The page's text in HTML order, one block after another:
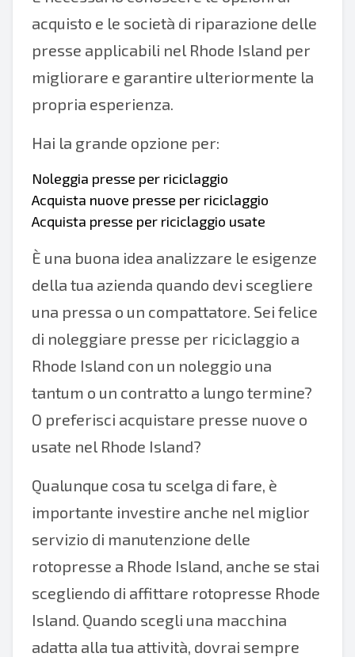
acquisto e le società di riparazione delle
presse applicabili nel Rhode Island per
migliorare e garantire ulteriormente la
propria esperienza.
Hai la grande opzione per:
Noleggia presse per riciclaggio
Acquista nuove presse per riciclaggio
Acquista presse per riciclaggio usate
È una buona idea analizzare le esigenze
della tua azienda quando devi scegliere
una pressa o un compattatore. Sei felice
di noleggiare presse per riciclaggio a
Rhode Island con un noleggio una
tantum o un contratto a lungo termine?
O preferisci acquistare presse nuove o
usate nel Rhode Island?
Qualunque cosa tu scelga di fare, è
importante investire anche nel miglior
servizio di manutenzione delle
rotopresse a Rhode Island, anche se stai
scegliendo di affittare rotopresse Rhode
Island. Quando scegli una macchina
adatta alla tua attività, dovrai sempre